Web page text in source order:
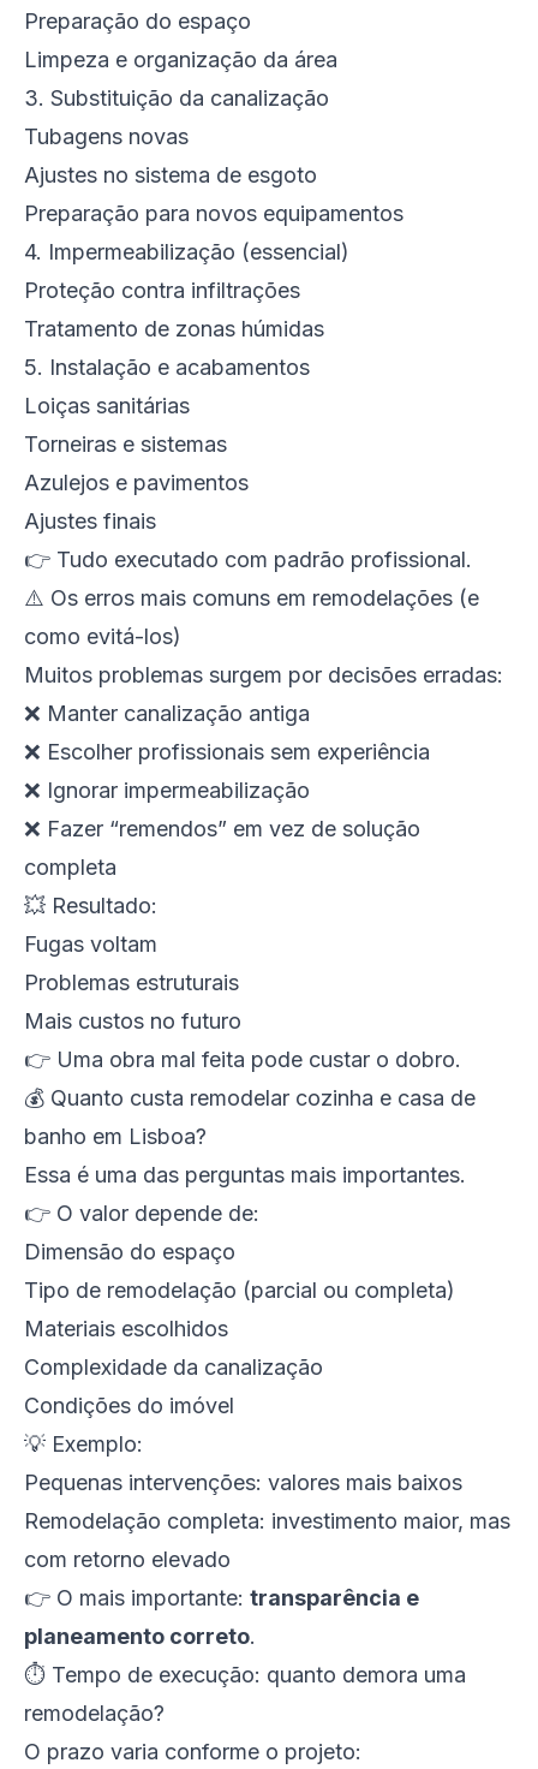
Preparação do espaço
Limpeza e organização da área
3. Substituição da canalização
Tubagens novas
Ajustes no sistema de esgoto
Preparação para novos equipamentos
4. Impermeabilização (essencial)
Proteção contra infiltrações
Tratamento de zonas húmidas
5. Instalação e acabamentos
Loiças sanitárias
Torneiras e sistemas
Azulejos e pavimentos
Ajustes finais
👉 Tudo executado com padrão profissional.
⚠️ Os erros mais comuns em remodelações (e
como evitá-los)
Muitos problemas surgem por decisões erradas:
❌ Manter canalização antiga
❌ Escolher profissionais sem experiência
❌ Ignorar impermeabilização
❌ Fazer “remendos” em vez de solução
completa
💥 Resultado:
Fugas voltam
Problemas estruturais
Mais custos no futuro
👉 Uma obra mal feita pode custar o dobro.
💰 Quanto custa remodelar cozinha e casa de
banho em Lisboa?
Essa é uma das perguntas mais importantes.
👉 O valor depende de:
Dimensão do espaço
Tipo de remodelação (parcial ou completa)
Materiais escolhidos
Complexidade da canalização
Condições do imóvel
💡 Exemplo:
Pequenas intervenções: valores mais baixos
Remodelação completa: investimento maior, mas
com retorno elevado
👉 O mais importante: transparência e
planeamento correto.
⏱️ Tempo de execução: quanto demora uma
remodelação?
O prazo varia conforme o projeto: